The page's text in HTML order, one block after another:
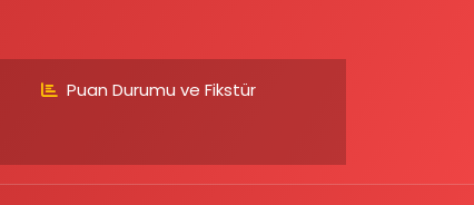
Puan Durumu ve Fikstür